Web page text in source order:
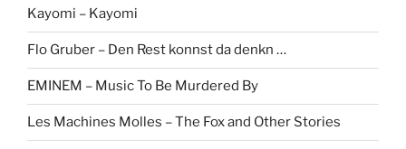
Kayomi – Kayomi
Flo Gruber – Den Rest konnst da denkn …
EMINEM – Music To Be Murdered By
Les Machines Molles – The Fox and Other Stories